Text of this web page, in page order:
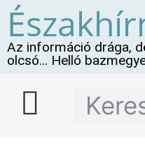
Az információ drága,
olcsó… Helló